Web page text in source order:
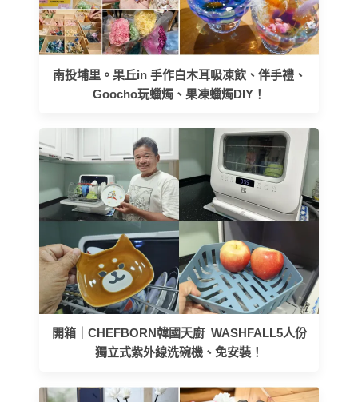
南投埔里。果丘in 手作白木耳吸凍飲、伴手禮、
Goocho玩蠟燭、果凍蠟燭DIY！
開箱｜CHEFBORN韓國天廚 WASHFALL5人份
獨立式紫外線洗碗機、免安裝！